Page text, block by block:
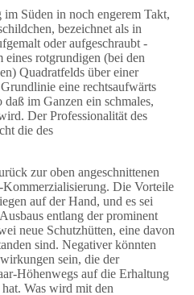
Süden in noch engerem Takt,
bezeichnet als in
oder aufgeschraubt -
rotgrundigen (bei den
Quadratfelds über einer
eine rechtsaufwärts
im Ganzen ein schmales,
Der Professionalität des
die des
zur oben angeschnittenen
Die Vorteile
auf der Hand, und es sei
entlang der prominent
neue Schutzhütten, eine davon
sind. Negativer könnten
sein, die der
Höhenwegs auf die Erhaltung
Was wird mit den